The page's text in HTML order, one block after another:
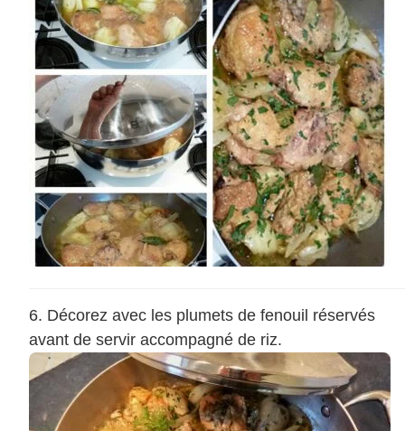
Décorez avec les plumets de fenouil réservés
avant de servir accompagné de riz.